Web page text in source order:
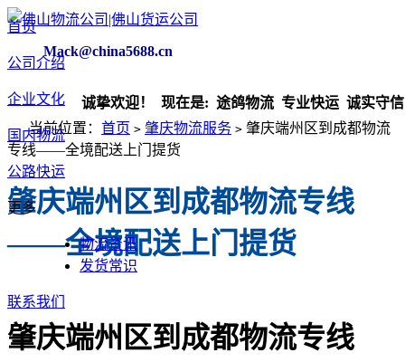
Mack@china5688.cn
诚挚欢迎！ 现在是:途鸽物流 专业快运 诚实守信 安
首页
公司介绍
企业文化
国内物流
公路快运
更多
物流资讯
发货常识
联系我们
当前位置： 首页 > 肇庆物流服务 > 肇庆端州区到成都物流
专线——全境配送上门提货
肇庆端州区到成都物流专线
——全境配送上门提货
肇庆端州区到成都物流专线